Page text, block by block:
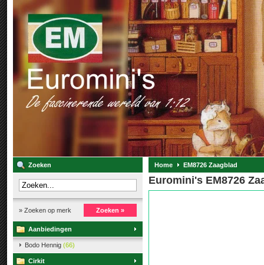
Zoeken
» Zoeken op merk Zoeken »
Aanbiedingen
Bodo Hennig (66)
Cirkit
Home EM8726 Zaagblad
Euromini's EM8726